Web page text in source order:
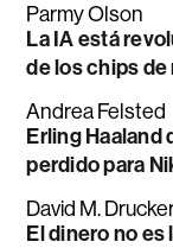
Parmy Olson
La IA está
de los chips
Andrea Felsted
Erling Haaland
perdido para
David M.
El dinero no